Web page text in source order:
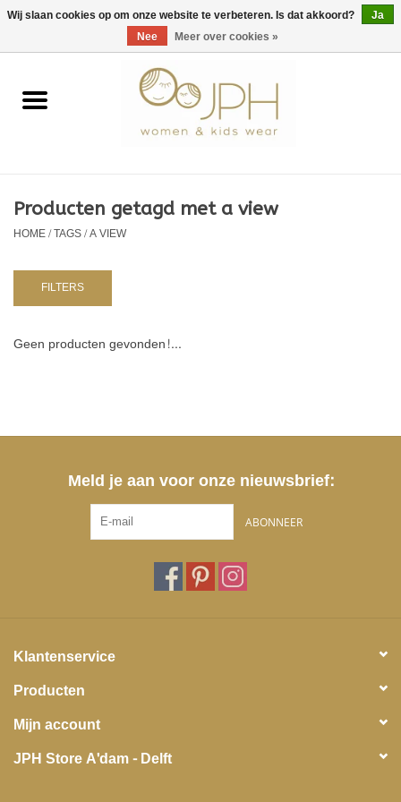
EUR/GBP/USD 0 Artikelen - €0,00
Home
Kids
NURSERY / TABLEWARE
Producten getagd met a view
HOME/TAGS/A VIEW
FILTERS
Geen producten gevonden!...
Meld je aan voor onze nieuwsbrief:
ABONNEER
Klantenservice
Producten
Mijn account
JPH Store A'dam - Delft
Wij slaan cookies op om onze website te verbeteren. Is dat akkoord?
Ja
Nee
Meer over cookies »